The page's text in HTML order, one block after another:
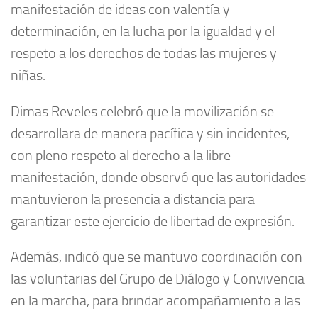
manifestación de ideas con valentía y
determinación, en la lucha por la igualdad y el
respeto a los derechos de todas las mujeres y
niñas.
Dimas Reveles celebró que la movilización se
desarrollara de manera pacífica y sin incidentes,
con pleno respeto al derecho a la libre
manifestación, donde observó que las autoridades
mantuvieron la presencia a distancia para
garantizar este ejercicio de libertad de expresión.
Además, indicó que se mantuvo coordinación con
las voluntarias del Grupo de Diálogo y Convivencia
en la marcha, para brindar acompañamiento a las